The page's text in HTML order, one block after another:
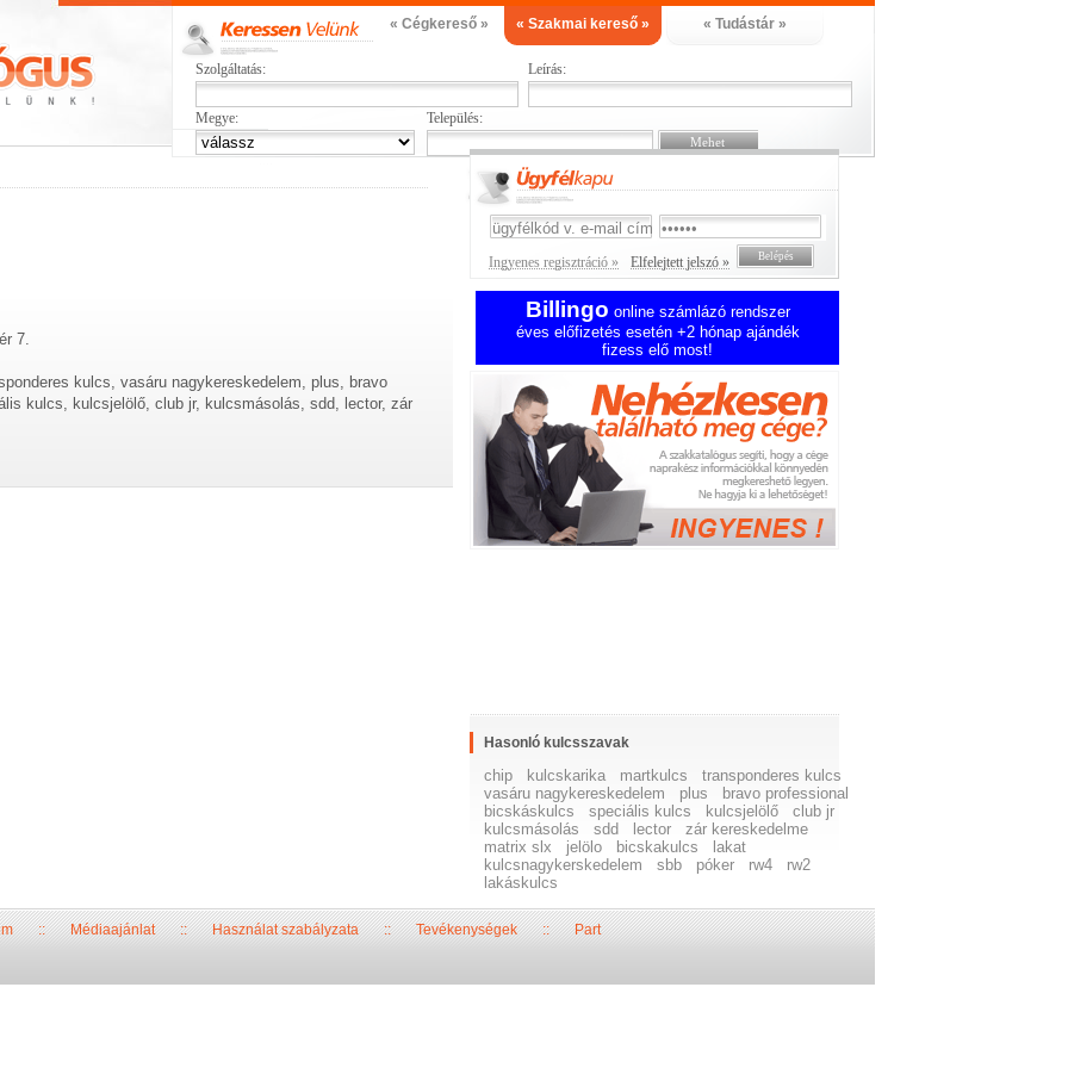
« Cégkereső » « Szakmai kereső » « Tudástár »
Szolgáltatás: Leírás:
Megye: Település:
7.
kulcs, vasáru nagykereskedelem, plus, bravo
kulcs, kulcsjelölő, club jr, kulcsmásolás, sdd, lector, zár
Ingyenes regisztráció » Elfelejtett jelszó »
Billingo online számlázó rendszer
éves előfizetés esetén +2 hónap ajándék
fizess elő most!
Hasonló kulcsszavak
chip kulcskarika martkulcs
transponderes kulcs
vasáru nagykereskedelem
plus
bravo professional
bicskáskulcs
speciális kulcs kulcsjelölő
club jr
kulcsmásolás
sdd lector
zár kereskedelme
matrix slx
jelölo bicskakulcs
lakat
kulcsnagykerskedelem
sbb póker rw4
rw2
lakáskulcs
::Médiaajánlat::Használat szabályzata::Tevékenységek::Part